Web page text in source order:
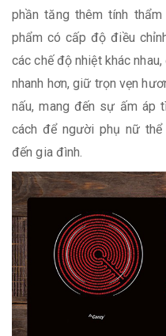
phần tăng thêm tính
phẩm có cấp độ điều
các chế độ nhiệt khác
nhanh hơn, giữ trọn vẹn
nấu, mang đến sự ấm áp
cách để người phụ nữ
đến gia đình.